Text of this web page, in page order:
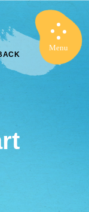
MenuClose